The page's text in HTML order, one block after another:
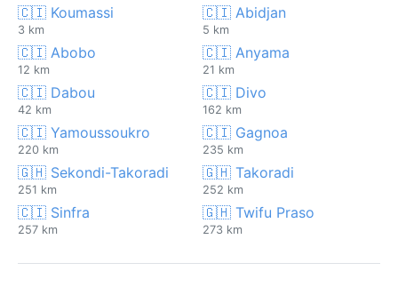
🇨🇮 Koumassi
3 km
🇨🇮 Abidjan
5 km
🇨🇮 Abobo
12 km
🇨🇮 Anyama
21 km
🇨🇮 Dabou
42 km
🇨🇮 Divo
162 km
🇨🇮 Yamoussoukro
220 km
🇨🇮 Gagnoa
235 km
🇬🇭 Sekondi-Takoradi
251 km
🇬🇭 Takoradi
252 km
🇨🇮 Sinfra
257 km
🇬🇭 Twifu Praso
273 km